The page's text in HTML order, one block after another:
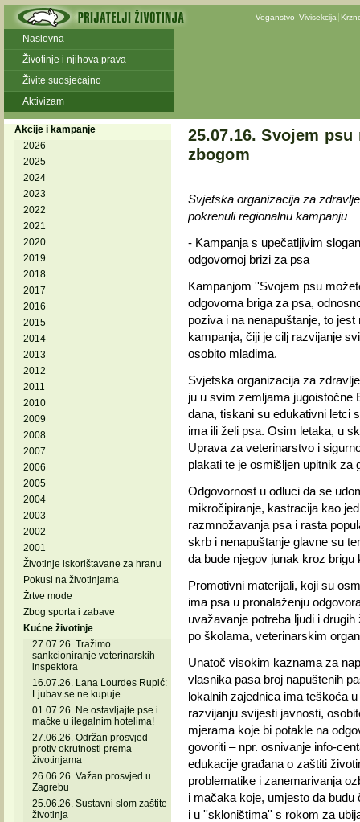
Veganstvo Vivisekcija
Naslovna
Životinje i njihova prava
Živite suosjećajno
Aktivizam
Akcije i kampanje
2026
2025
2024
2023
2022
2021
2020
2019
2018
2017
2016
2015
2014
2013
2012
2011
2010
2009
2008
2007
2006
2005
2004
2003
2002
2001
Životinje iskorištavane za hranu
Pokusi na životinjama
Žrtve mode
Zbog sporta i zabave
Kućne životinje
27.07.26. Tražimo
sankcioniranje veterinarskih
inspektora
16.07.26. Lana Lourdes Rupić:
Ljubav se ne kupuje.
01.07.26. Ne ostavljajte pse i
mačke u ilegalnim hotelima!
27.06.26. Održan prosvjed
protiv okrutnosti prema
životinjama
26.06.26. Važan prosvjed u
Zagrebu
25.06.26. Sustavni slom zaštite
životinja
25.07.16. Svojem
zbogom
Svjetska organizacija za
pokrenuli regionalnu kampanju
- Kampanja s upečatljivim
odgovornoj brizi za psa
Kampanjom ''Svojem psu
odgovorna briga za psa,
poziva i na nenapuštanje, to
kampanja, čiji je cilj razvijanje
osobito mladima.
Svjetska organizacija za
ju u svim zemljama jugoistočne
dana, tiskani su edukativni letci
ima ili želi psa. Osim letaka, u
Uprava za veterinarstvo i
plakati te je osmišljen upitnik za
Odgovornost u odluci da se
mikročipiranje, kastracija kao
razmnožavanja psa i rasta
skrb i nenapuštanje glavne su
da bude njegov junak kroz brigu
Promotivni materijali, koji su
ima psa u pronalaženju
uvažavanje potreba ljudi i
po školama, veterinarskim
Unatoč visokim kaznama za
vlasnika pasa broj napuštenih
lokalnih zajednica ima teškoća
razvijanju svijesti javnosti,
mjerama koje bi potakle na
govoriti – npr. osnivanje info-
edukacije građana o zaštiti
problematike i zanemarivanja
i mačaka koje, umjesto da
i u ''skloništima'' s rokom za